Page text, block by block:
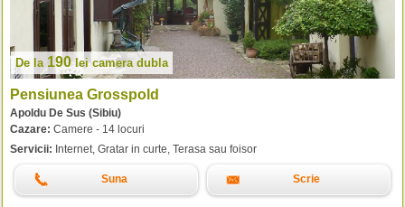
De la 190leicamera dubla
Pensiunea Grosspold
Apoldu De Sus (Sibiu)
Cazare: Camere - 14 locuri
Servicii: Internet, Gratar in curte, Terasa sau foisor
Suna Scrie